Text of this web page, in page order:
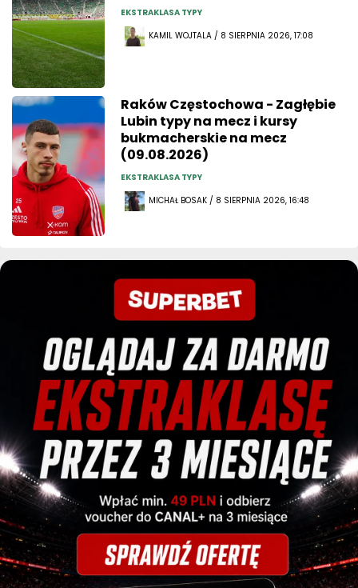
EKSTRAKLASA TYPY
KAMIL WOJTALA / 8 SIERPNIA 2026, 17:08
Raków Częstochowa - Zagłębie
Lubin typy na mecz i kursy
bukmacherskie na mecz
(09.08.2026)
EKSTRAKLASA TYPY
MICHAŁ BOSAK / 8 SIERPNIA 2026, 16:48